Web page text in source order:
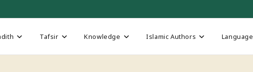
Tafsir Knowledge Islamic Authors Language